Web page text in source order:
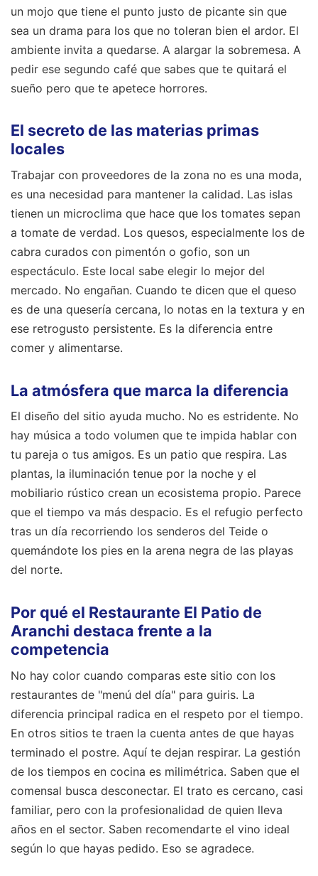
un mojo que tiene el punto justo de picante sin que
sea un drama para los que no toleran bien el ardor. El
ambiente invita a quedarse. A alargar la sobremesa. A
pedir ese segundo café que sabes que te quitará el
sueño pero que te apetece horrores.
El secreto de las materias primas
locales
Trabajar con proveedores de la zona no es una moda,
es una necesidad para mantener la calidad. Las islas
tienen un microclima que hace que los tomates sepan
a tomate de verdad. Los quesos, especialmente los de
cabra curados con pimentón o gofio, son un
espectáculo. Este local sabe elegir lo mejor del
mercado. No engañan. Cuando te dicen que el queso
es de una quesería cercana, lo notas en la textura y en
ese retrogusto persistente. Es la diferencia entre
comer y alimentarse.
La atmósfera que marca la diferencia
El diseño del sitio ayuda mucho. No es estridente. No
hay música a todo volumen que te impida hablar con
tu pareja o tus amigos. Es un patio que respira. Las
plantas, la iluminación tenue por la noche y el
mobiliario rústico crean un ecosistema propio. Parece
que el tiempo va más despacio. Es el refugio perfecto
tras un día recorriendo los senderos del Teide o
quemándote los pies en la arena negra de las playas
del norte.
Por qué el Restaurante El Patio de
Aranchi destaca frente a la
competencia
No hay color cuando comparas este sitio con los
restaurantes de "menú del día" para guiris. La
diferencia principal radica en el respeto por el tiempo.
En otros sitios te traen la cuenta antes de que hayas
terminado el postre. Aquí te dejan respirar. La gestión
de los tiempos en cocina es milimétrica. Saben que el
comensal busca desconectar. El trato es cercano, casi
familiar, pero con la profesionalidad de quien lleva
años en el sector. Saben recomendarte el vino ideal
según lo que hayas pedido. Eso se agradece.